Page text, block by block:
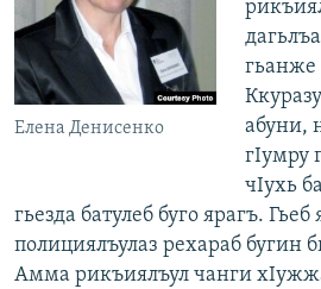
Елена Денисенко
гьанже
абуни,
гIумру
чIухь
гьезда батулеб буго ярагъ.
полициялъулаз рехараб бугин
Амма рикъиялъул чанги